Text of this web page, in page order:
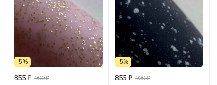
-5%
855 ₽ 900 ₽
-5%
855 ₽ 900 ₽